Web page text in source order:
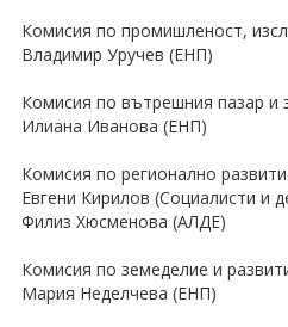
Комисия по промишленост,
Владимир Уручев (ЕНП)
Комисия по вътрешния пазар и
Илиана Иванова (ЕНП)
Комисия по регионално
Евгени Кирилов (Социалисти и
Филиз Хюсменова (АЛДЕ)
Комисия по земеделие и
Мария Неделчева (ЕНП)